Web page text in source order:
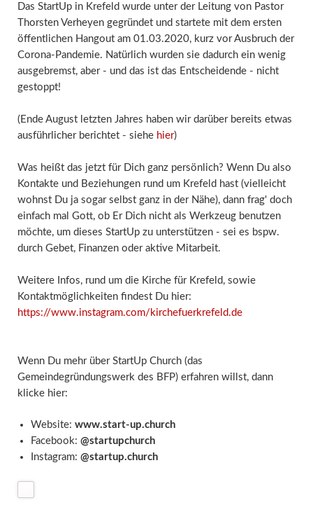
Das StartUp in Krefeld wurde unter der Leitung von Pastor
Thorsten Verheyen gegründet und startete mit dem ersten
öffentlichen Hangout am 01.03.2020, kurz vor Ausbruch der
Corona-Pandemie. Natürlich wurden sie dadurch ein wenig
ausgebremst, aber - und das ist das Entscheidende - nicht
gestoppt!
(Ende August letzten Jahres haben wir darüber bereits etwas
ausführlicher berichtet - siehe hier)
Was heißt das jetzt für Dich ganz persönlich? Wenn Du also
Kontakte und Beziehungen rund um Krefeld hast (vielleicht
wohnst Du ja sogar selbst ganz in der Nähe), dann frag' doch
einfach mal Gott, ob Er Dich nicht als Werkzeug benutzen
möchte, um dieses StartUp zu unterstützen - sei es bspw.
durch Gebet, Finanzen oder aktive Mitarbeit.
Weitere Infos, rund um die Kirche für Krefeld, sowie
Kontaktmöglichkeiten findest Du hier:
https://www.instagram.com/kirchefuerkrefeld.de
Wenn Du mehr über StartUp Church (das
Gemeindegründungswerk des BFP) erfahren willst, dann
klicke hier:
Website: www.start-up.church
Facebook: @startupchurch
Instagram: @startup.church